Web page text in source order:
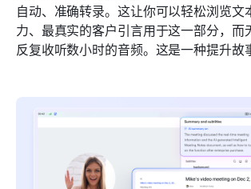
自动、准确转录。这让你可以轻松浏览文
力、最真实的客户引言用于这一部分，而
反复收听数小时的音频。这是一种提升故